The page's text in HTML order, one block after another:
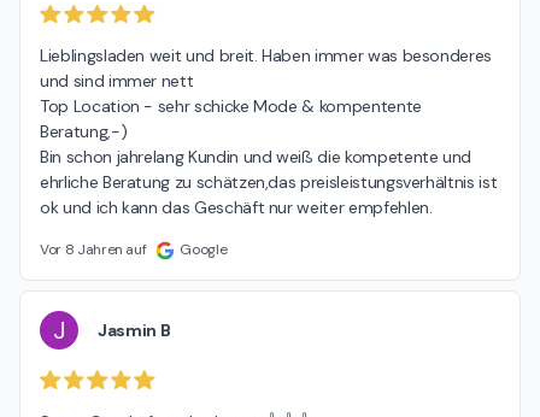
Lieblingsladen weit und breit. Haben immer was besonderes
und sind immer nett
Top Location - sehr schicke Mode & kompentente
Beratung,-)
Bin schon jahrelang Kundin und weiß die kompetente und
ehrliche Beratung zu schätzen,das preisleistungsverhältnis ist
ok und ich kann das Geschäft nur weiter empfehlen.
Vor 8 Jahren auf Google
J Jasmin B